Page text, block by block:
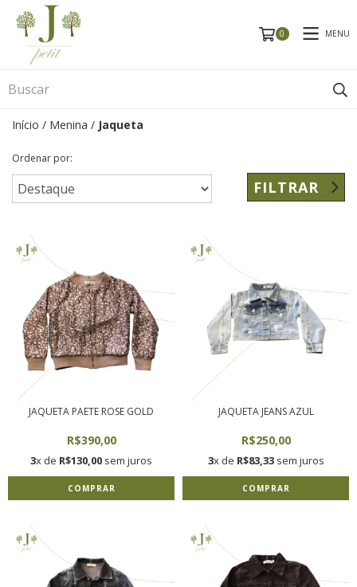
0 MENU
Início / Menina / Jaqueta
Ordenar por:
FILTRAR
JAQUETA PAETE ROSE GOLD
R$390,00
3x de R$130,00 sem juros
COMPRAR
JAQUETA JEANS AZUL
R$250,00
3x de R$83,33sem juros
COMPRAR